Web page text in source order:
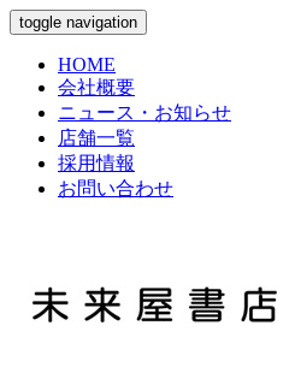
toggle navigation
HOME
会社概要
ニュース・お知らせ
店舗一覧
採用情報
お問い合わせ